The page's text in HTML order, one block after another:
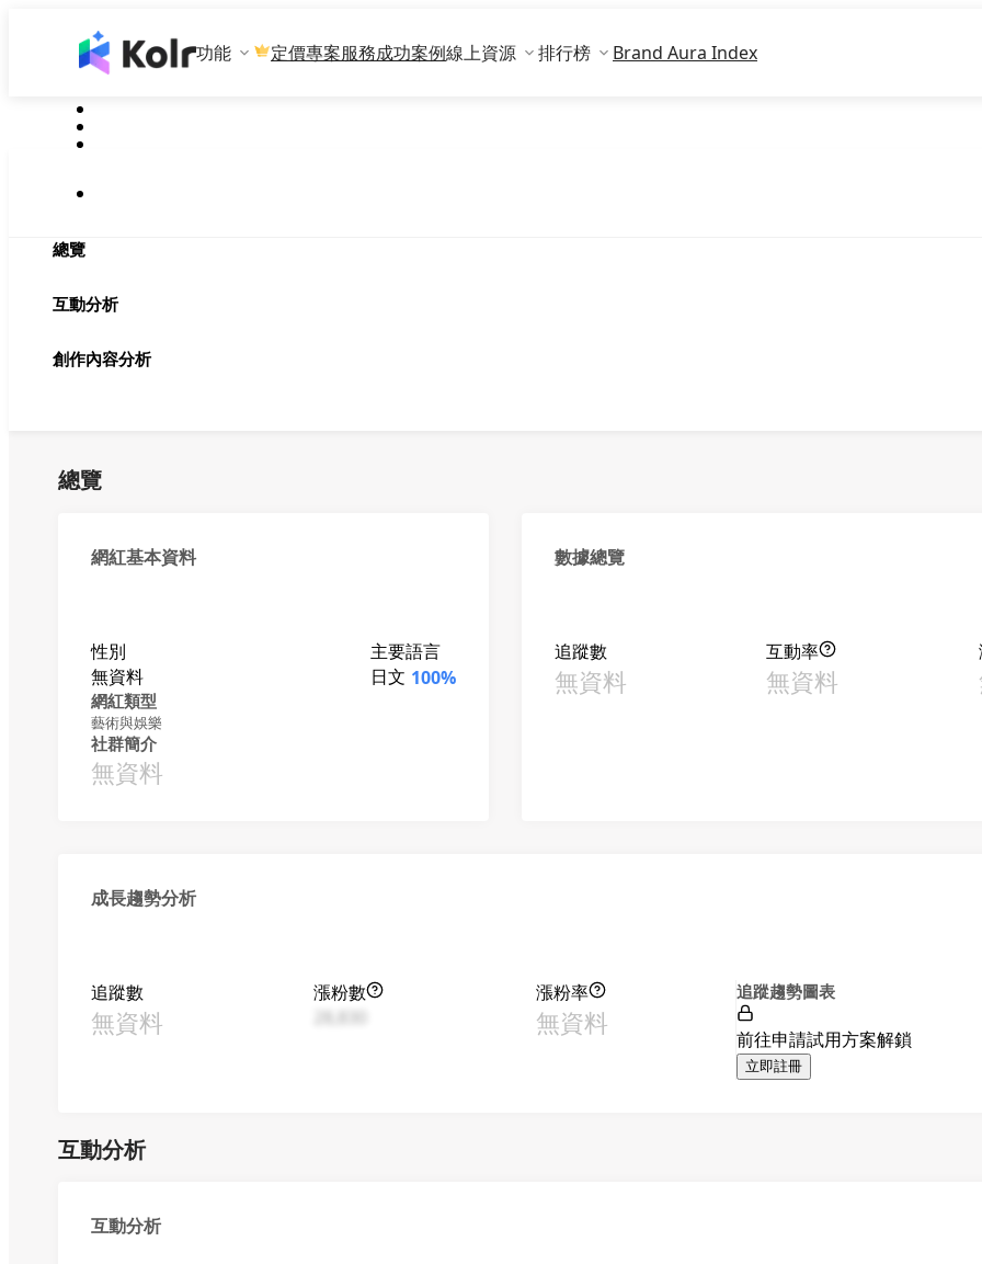
功能 定價專案服務成功案例線上資源 排行榜 Brand Aura Index
總覽
互動分析
創作內容分析
總覽
網紅基本資料
性別
無資料
主要語言
日文 100%
網紅類型
藝術與娛樂
社群簡介
無資料
數據總覽
追蹤數
無資料
互動率
無資料
成長趨勢分析
追蹤數
無資料
漲粉數
漲粉率
無資料
追蹤趨勢圖表
前往申請試用方案解鎖
立即註冊
互動分析
互動分析